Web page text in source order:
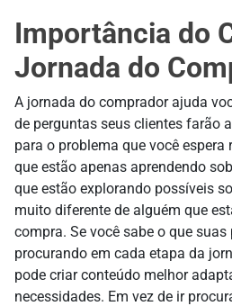
Importância do
Jornada do
A jornada do comprador ajuda
de perguntas seus clientes farão
para o problema que você espera
que estão apenas aprendendo
que estão explorando possíveis
muito diferente de alguém que
compra. Se você sabe o que
procurando em cada etapa da
pode criar conteúdo melhor
necessidades. Em vez de ir